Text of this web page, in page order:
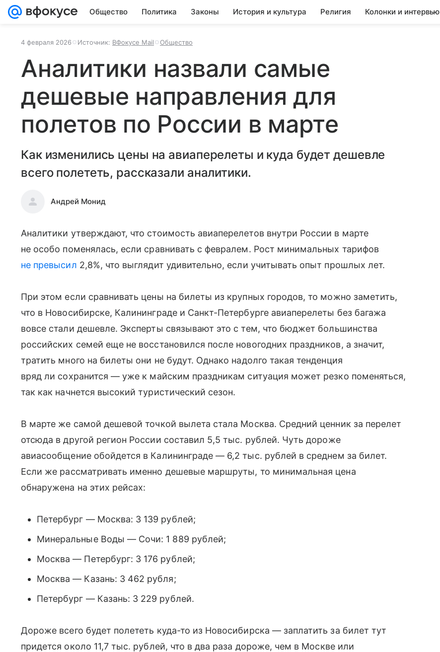
Общество Политика Законы История и культура Религия Колонки и интервью
4 февраля 2026 Источник: ВФокусе Mail Общество
Аналитики назвали самые
дешевые направления для
полетов по России в марте
Как изменились цены на авиаперелеты и куда будет дешевле
всего полететь, рассказали аналитики.
Андрей Монид
Аналитики утверждают, что стоимость авиаперелетов внутри России в марте
не особо поменялась, если сравнивать с февралем. Рост минимальных тарифов
не превысил 2,8%, что выглядит удивительно, если учитывать опыт прошлых лет.
При этом если сравнивать цены на билеты из крупных городов, то можно заметить,
что в Новосибирске, Калининграде и Санкт-Петербурге авиаперелеты без багажа
вовсе стали дешевле. Эксперты связывают это с тем, что бюджет большинства
российских семей еще не восстановился после новогодних праздников, а значит,
тратить много на билеты они не будут. Однако надолго такая тенденция
вряд ли сохранится — уже к майским праздникам ситуация может резко поменяться,
так как начнется высокий туристический сезон.
В марте же самой дешевой точкой вылета стала Москва. Средний ценник за перелет
отсюда в другой регион России составил 5,5 тыс. рублей. Чуть дороже
авиасообщение обойдется в Калининграде — 6,2 тыс. рублей в среднем за билет.
Если же рассматривать именно дешевые маршруты, то минимальная цена
обнаружена на этих рейсах:
Петербург — Москва: 3 139 рублей;
Минеральные Воды — Сочи: 1 889 рублей;
Москва — Петербург: 3 176 рублей;
Москва — Казань: 3 462 рубля;
Петербург — Казань: 3 229 рублей.
Дороже всего будет полететь куда-то из Новосибирска — заплатить за билет тут
придется около 11,7 тыс. рублей, что в два раза дороже, чем в Москве или